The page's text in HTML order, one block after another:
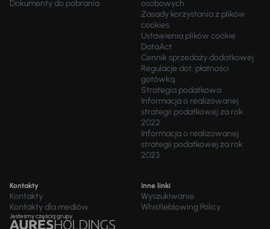
Dokumenty do pobrania
osobowych
Zasady korzystania z plików
cookies
Ustawienia plików cookie
DataAct
Cennik sprzedaży dodatkowej
Regulacje dot. płatności
gotówką
Strategia podatkowa
Informacja o realizowanej
strategii podatkowej za rok
2022
Informacja o realizowanej
strategii podatkowej za rok
2023
Kontakty
Kontakty
Kontakty dla mediów
Inne linki
Wyszukiwanie
Whistleblowing Policy
Jesteśmy częścią grupy